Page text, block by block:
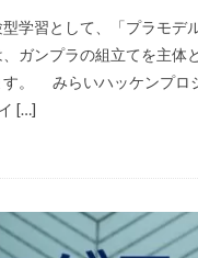
学習として、「プラモデ
ガンプラの組立てを主体
す。 みらいハッケンプロ
[…]